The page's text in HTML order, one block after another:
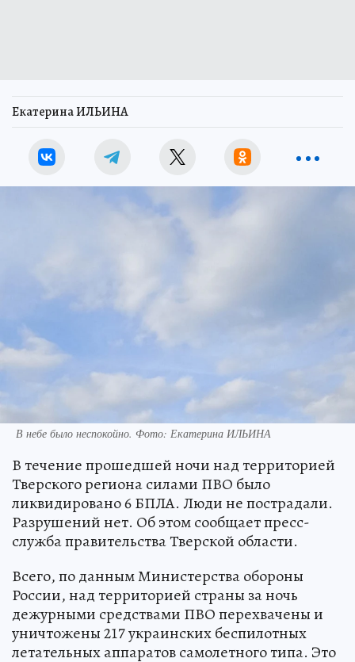
Екатерина ИЛЬИНА
В небе было неспокойно. Фото: Екатерина ИЛЬИНА
В течение прошедшей ночи над территорией
Тверского региона силами ПВО было
ликвидировано 6 БПЛА. Люди не пострадали.
Разрушений нет. Об этом сообщает пресс-
служба правительства Тверской области.
Всего, по данным Министерства обороны
России, над территорией страны за ночь
дежурными средствами ПВО перехвачены и
уничтожены 217 украинских беспилотных
летательных аппаратов самолетного типа. Это